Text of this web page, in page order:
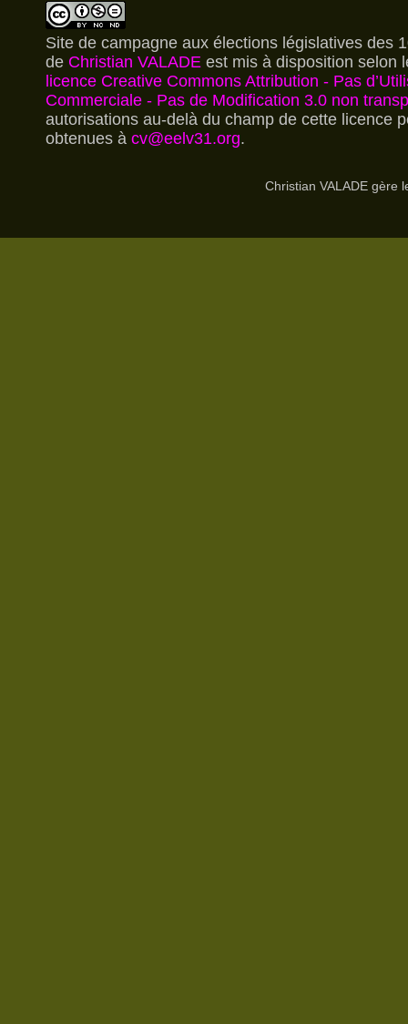
Site de campagne aux élections législatives des
de Christian VALADE est mis à disposition selon
licence Creative Commons Attribution - Pas
Commerciale - Pas de Modification 3.0 non
autorisations au-delà du champ de cette licence
obtenues à cv@eelv31.org.
Christian VALADE gère